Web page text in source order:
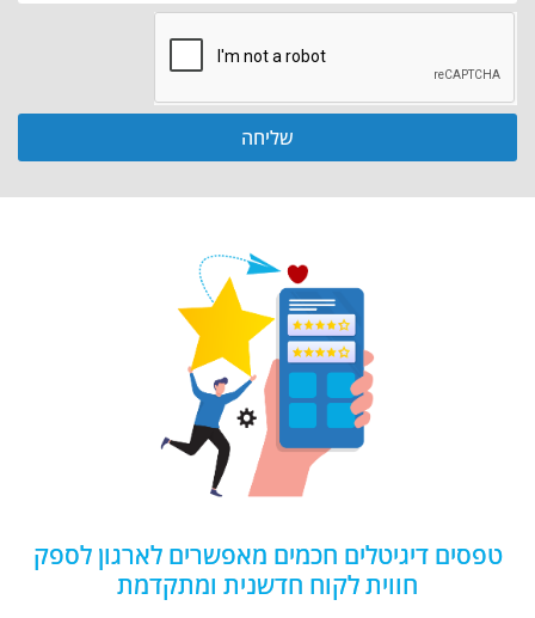
שליחה
טפסים דיגיטלים חכמים מאפשרים לארגון לספק
חווית לקוח חדשנית ומתקדמת